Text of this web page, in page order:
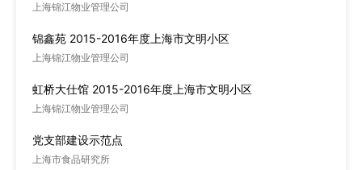
上海锦江物业管理公司
锦鑫苑 2015-2016年度上海市文明小区
上海锦江物业管理公司
虹桥大仕馆 2015-2016年度上海市文明小区
上海锦江物业管理公司
党支部建设示范点
上海市食品研究所